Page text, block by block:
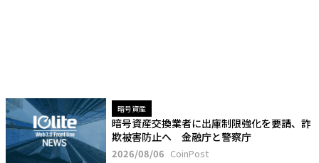
暗号資産
暗号資産交換業者に出庫制限強化を要請、詐
欺被害防止へ 金融庁と警察庁
2026/08/06 CoinPost